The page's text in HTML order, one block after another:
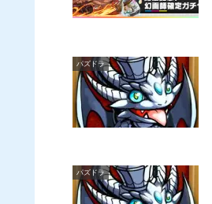
パズドラ
パズドラ